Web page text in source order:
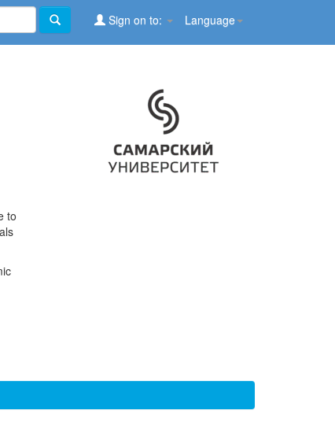
Language
Sign on to:
to